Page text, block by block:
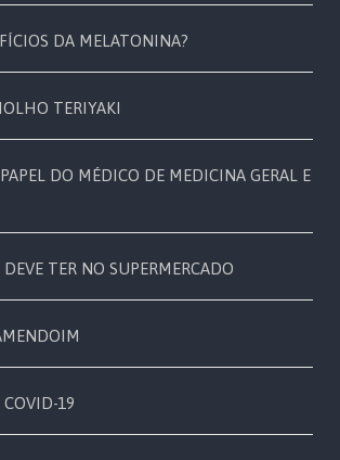
DA MELATONINA?
TERIYAKI
DO MÉDICO DE MEDICINA GERAL E
TER NO SUPERMERCADO
19